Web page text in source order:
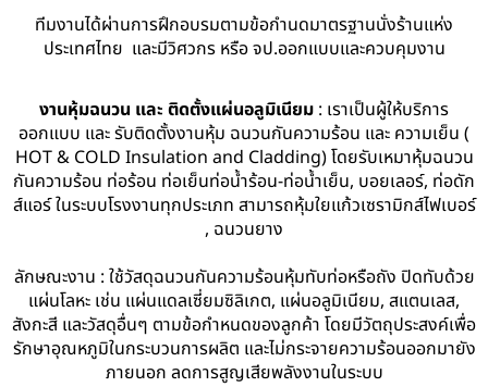
ทีมงานได้ผ่านการฝึกอบรมตามข้อกำนดมาตรฐานนั่งร้านแห่ง
ประเทศไทย และมีวิศวกร หรือ จป.ออกแบบและควบคุมงาน
งานหุ้มฉนวน และ ติดตั้งแผ่นอลูมิเนียม : เราเป็นผู้ให้บริการ
ออกแบบ และ รับติดตั้งงานหุ้ม ฉนวนกันความร้อน และ ความเย็น (
HOT & COLD Insulation and Cladding) โดยรับเหมาหุ้มฉนวน
กันความร้อน ท่อร้อน ท่อเย็นท่อน้ำร้อน-ท่อน้ำเย็น, บอยเลอร์, ท่อดัก
ส์แอร์ ในระบบโรงงานทุกประเภท สามารถหุ้มใยแก้วเซรามิกส์ไฟเบอร์
, ฉนวนยาง
ลักษณะงาน : ใช้วัสดุฉนวนกันความร้อนหุ้มทับท่อหรือถัง ปิดทับด้วย
แผ่นโลหะ เช่น แผ่นแดลเซี่ยมซิลิเกต, แผ่นอลูมิเนียม, สแตนเลส,
สังกะสี และวัสดุอื่นๆ ตามข้อกำหนดของลูกค้า โดยมีวัตถุประสงค์เพื่อ
รักษาอุณหภูมิในกระบวนการผลิต และไม่กระจายความร้อนออกมายัง
ภายนอก ลดการสูญเสียพลังงานในระบบ